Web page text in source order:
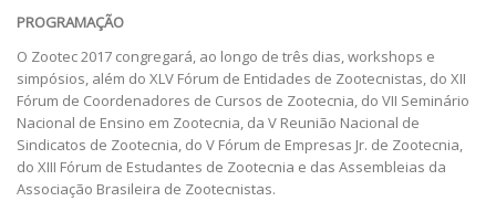
PROGRAMAÇÃO
O Zootec 2017 congregará, ao longo de três dias, workshops e
simpósios, além do XLV Fórum de Entidades de Zootecnistas, do XII
Fórum de Coordenadores de Cursos de Zootecnia, do VII Seminário
Nacional de Ensino em Zootecnia, da V Reunião Nacional de
Sindicatos de Zootecnia, do V Fórum de Empresas Jr. de Zootecnia,
do XIII Fórum de Estudantes de Zootecnia e das Assembleias da
Associação Brasileira de Zootecnistas.